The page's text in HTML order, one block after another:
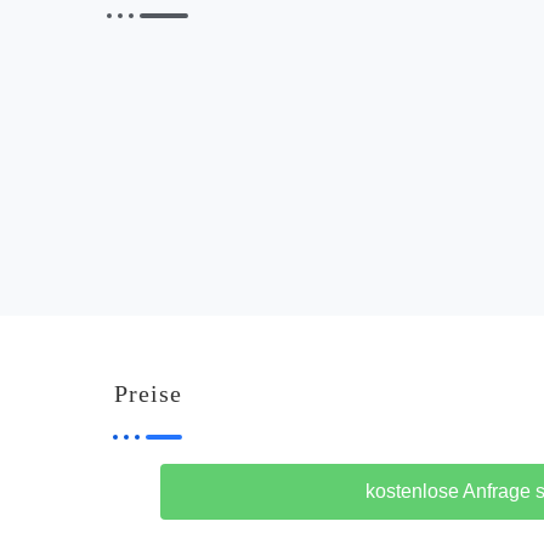
Preise
kostenlose Anfrage